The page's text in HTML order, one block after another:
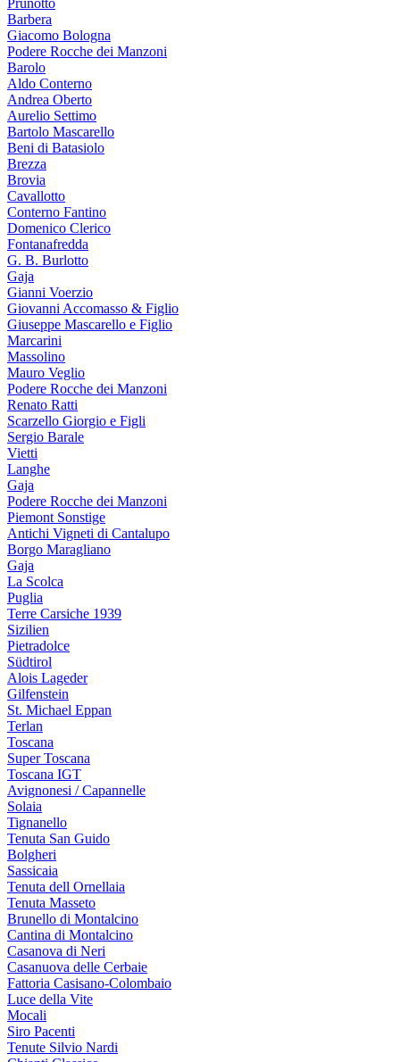
Prunotto
Barbera
Giacomo Bologna
Podere Rocche dei Manzoni
Barolo
Aldo Conterno
Andrea Oberto
Aurelio Settimo
Bartolo Mascarello
Beni di Batasiolo
Brezza
Brovia
Cavallotto
Conterno Fantino
Domenico Clerico
Fontanafredda
G. B. Burlotto
Gaja
Gianni Voerzio
Giovanni Accomasso & Figlio
Giuseppe Mascarello e Figlio
Marcarini
Massolino
Mauro Veglio
Podere Rocche dei Manzoni
Renato Ratti
Scarzello Giorgio e Figli
Sergio Barale
Vietti
Langhe
Gaja
Podere Rocche dei Manzoni
Piemont Sonstige
Antichi Vigneti di Cantalupo
Borgo Maragliano
Gaja
La Scolca
Puglia
Terre Carsiche 1939
Sizilien
Pietradolce
Südtirol
Alois Lageder
Gilfenstein
St. Michael Eppan
Terlan
Toscana
Super Toscana
Toscana IGT
Avignonesi / Capannelle
Solaia
Tignanello
Tenuta San Guido
Bolgheri
Sassicaia
Tenuta dell Ornellaia
Tenuta Masseto
Brunello di Montalcino
Cantina di Montalcino
Casanova di Neri
Casanuova delle Cerbaie
Fattoria Casisano-Colombaio
Luce della Vite
Mocali
Siro Pacenti
Tenute Silvio Nardi